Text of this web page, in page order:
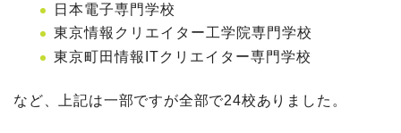
日本電子専門学校
東京情報クリエイター工学院専門学校
東京町田情報ITクリエイター専門学校
など、上記は一部ですが全部で24校ありました。